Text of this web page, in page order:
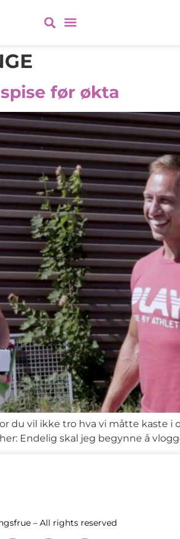
før økta
du vil ikke tro hva vi måtte kaste i
Endelig skal jeg begynne å
– All rights reserved